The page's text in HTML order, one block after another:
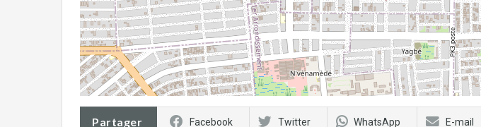
Partager Facebook Twitter WhatsApp E-mail